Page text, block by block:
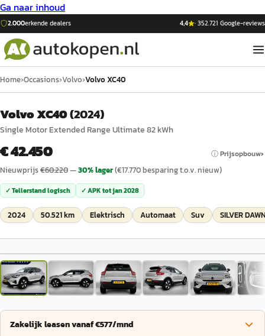
Ga naar inhoud
2.000erkende dealers 4,4 ·352.721 Google-reviews
Home›Occasions›Volvo›Volvo XC40
Volvo XC40(2024)
Single Motor Extended Range Ultimate 82 kWh
€ 42.450 ⓘ Prijsopbouw
Nieuwprijs€60.220—30% lager(€17.770besparing t.o.v. nieuw)
✓ Tellerstand logisch ✓ APK totjan 2028
2024 50.521 km Elektrisch Automaat Suv SILVER
1/34
Zakelijk leasen vanaf €577/mnd